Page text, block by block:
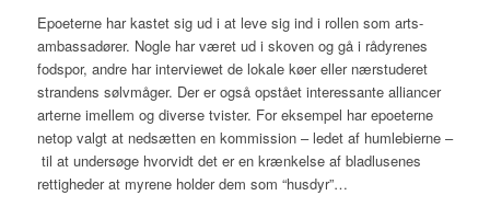
Epoeterne har kastet sig ud i at leve sig ind i rollen som arts-
ambassadører. Nogle har været ud i skoven og gå i rådyrenes
fodspor, andre har interviewet de lokale køer eller nærstuderet
strandens sølvmåger. Der er også opstået interessante alliancer
arterne imellem og diverse tvister. For eksempel har epoeterne
netop valgt at nedsætten en kommission – ledet af humlebierne –
til at undersøge hvorvidt det er en krænkelse af bladlusenes
rettigheder at myrene holder dem som “husdyr”…